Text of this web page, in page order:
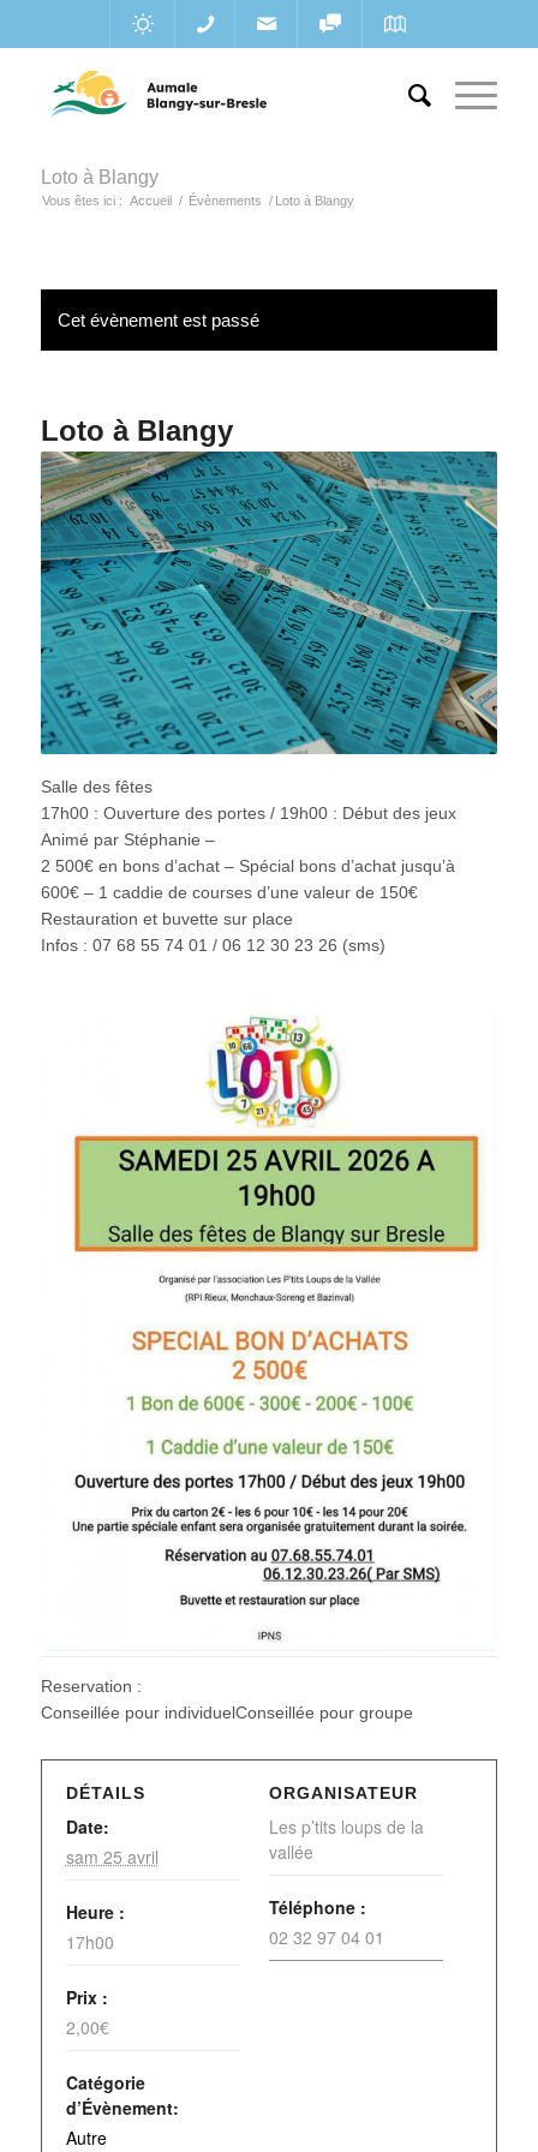
Loto à Blangy
Vous êtes ici : Accueil / Évènements / Loto à Blangy
Cet évènement est passé
Loto à Blangy
Salle des fêtes
17h00 : Ouverture des portes / 19h00 : Début des jeux
Animé par Stéphanie –
2 500€ en bons d’achat – Spécial bons d’achat jusqu’à
600€ – 1 caddie de courses d’une valeur de 150€
Restauration et buvette sur place
Infos : 07 68 55 74 01 / 06 12 30 23 26 (sms)
Reservation :
Conseillée pour individuelConseillée pour groupe
DÉTAILS
Date:
sam 25 avril
Heure :
17h00
Prix :
2,00€
Catégorie
d’Évènement:
Autre
ORGANISATEUR
Les p’tits loups de la
vallée
Téléphone :
02 32 97 04 01